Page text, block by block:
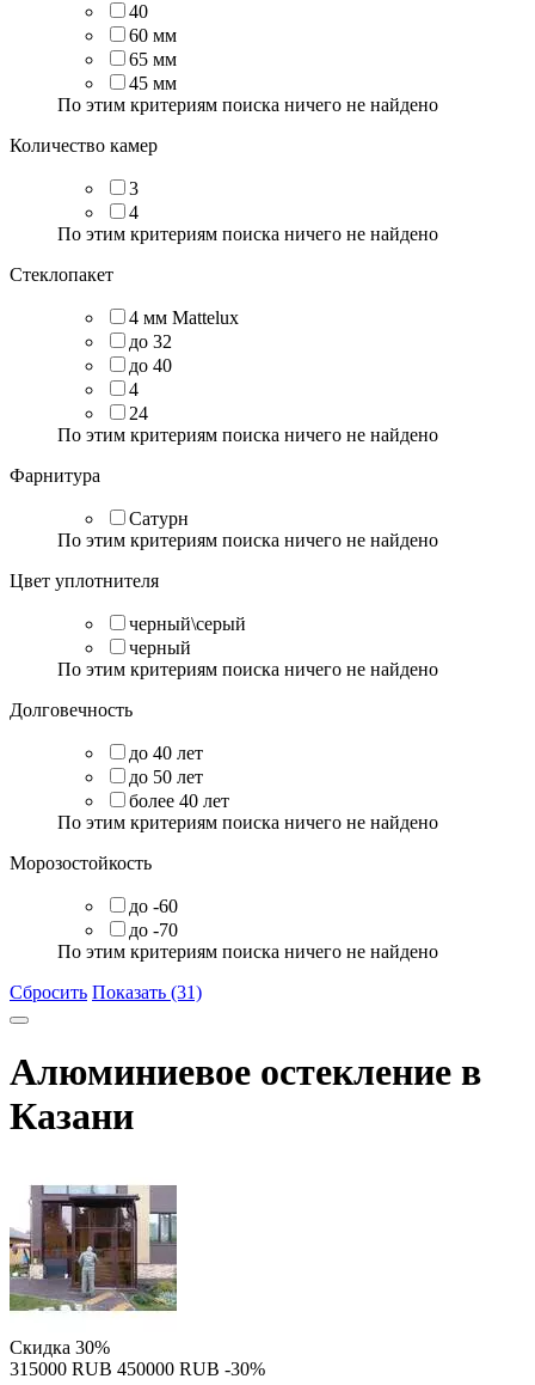
40
60 мм
65 мм
45 мм
По этим критериям поиска ничего не найдено
Количество камер
3
4
По этим критериям поиска ничего не найдено
Стеклопакет
4 мм Mattelux
до 32
до 40
4
24
По этим критериям поиска ничего не найдено
Фарнитура
Сатурн
По этим критериям поиска ничего не найдено
Цвет уплотнителя
черный\серый
черный
По этим критериям поиска ничего не найдено
Долговечность
до 40 лет
до 50 лет
более 40 лет
По этим критериям поиска ничего не найдено
Морозостойкость
до -60
до -70
По этим критериям поиска ничего не найдено
Сбросить Показать (31)
Алюминиевое остекление в
Казани
Скидка 30%
‍315000‍ RUB ‍450000‍ RUB -30%